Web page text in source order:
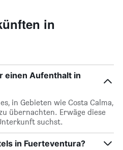
in
einen Aufenthalt in
in Gebieten wie Costa Calma,
übernachten. Erwäge diese
suchst.
in Fuerteventura?